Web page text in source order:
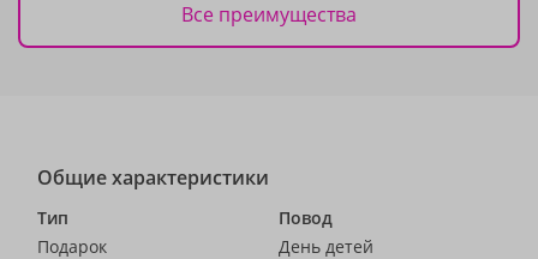
Все преимущества
Общие характеристики
Тип
Подарок
Повод
День детей